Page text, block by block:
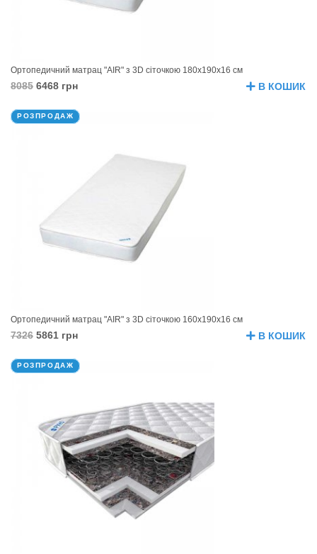
Ортопедичний матрац "AIR" з 3D сіточкою 180х190х16 см
8085 6468 грн В КОШИК
РОЗПРОДАЖ
Ортопедичний матрац "AIR" з 3D сіточкою 160х190х16 см
7326 5861 грн В КОШИК
РОЗПРОДАЖ